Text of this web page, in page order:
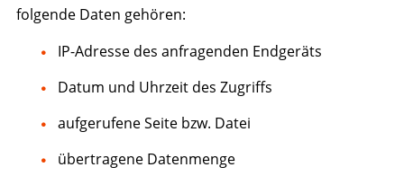
folgende Daten gehören:
IP-Adresse des anfragenden Endgeräts
Datum und Uhrzeit des Zugriffs
aufgerufene Seite bzw. Datei
übertragene Datenmenge